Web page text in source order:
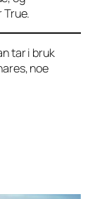
tar i bruk
noe